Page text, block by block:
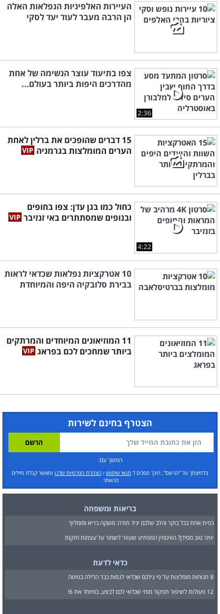
העיירות האלפיניות הנפלאות האלה
הן הרבה מעבר לעוד יעד לסקי
2:36
צפו בתיעוד עוצר הנשימה של אחת
מהדרכים היפות ביותר בעולם...
15 דברים שהופכים את ברלין לאחת
הערים המומלצות בגרמניה
4:22
כחול כמו בגן עדן: צפו בחופים
ובנופים שמסתתרים באי זנזיבר
10 אטרקציות נפלאות שכדאי לראות
בבירת סלובקיה היפה והמיוחדת
11 המוזיאונים המיוחדים והמרתקים
ביותר שמחכים לכם בפראג
הצטרף בחינם לשירות
המשך עם:
בלחיצתך על "הרשם", הינך מסכים ל תנאי שימוש ו הצהרת הפרטיות שלנו ומאשר קבלת מיילים
מהאתר.
בריאות ומשפחה
כפית אחת בכל בוקר והלב שלכם יגיד תודה: משקה בריא ומומלץ!
יותר טוב מסידן? הוויטמין המפתיע שעוזר לשמור על עצמות חזקות
כדאי לדעת
8 תנוחות מומלצות על פי גילכם שכדאי לנסות כבר הלילה במיטה
12 פעולות לשיפור תפקוד מוחי שכדאי לכם לבצע, במיוחד את 6!